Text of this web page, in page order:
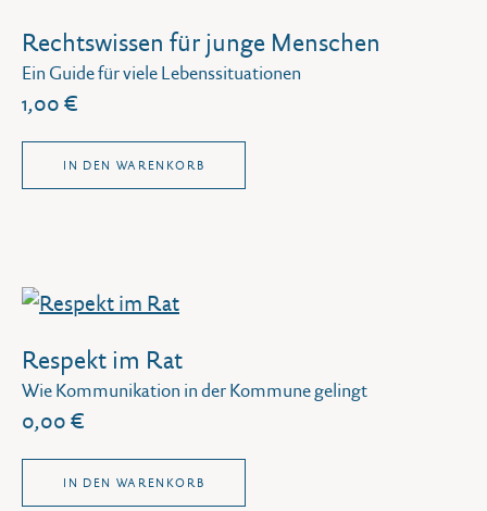
Rechtswissen für junge Menschen
Ein Guide für viele Lebenssituationen
1,00 €
IN DEN WARENKORB
Respekt im Rat
Wie Kommunikation in der Kommune gelingt
0,00 €
IN DEN WARENKORB